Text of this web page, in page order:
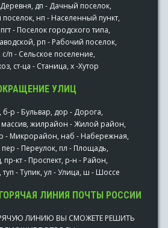
Деревня, дп - Дачный поселок,
поселок, нп - Населенный пункт,
- Поселок городского типа,
рп - Рабочий поселок,
с/п - Сельское поселение,
ст-ца - Станица, х -Хутор
УЛИЦ
б-р - Бульвар, дор - Дорога,
жилрайон - Жилой район,
- Микрорайон, наб - Набережная,
пер - Переулок, пл - Площадь,
пр-кт - Проспект, р-н - Район,
туп - Тупик, ул - Улица, ш - Шоссе
ГОРЯЧАЯ ЛИНИЯ ПОЧТЫ РОССИИ
ЛИНИЮ ВЫ СМОЖЕТЕ РЕШИТЬ